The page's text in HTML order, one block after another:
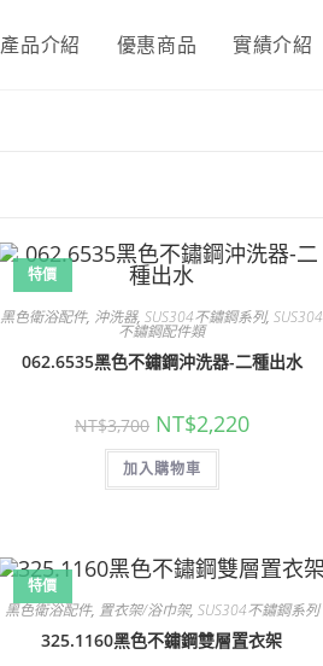
產品介紹 優惠商品 實績介紹
特價
黑色衛浴配件, 沖洗器,SUS304不鏽鋼系列,SUS304
不鏽鋼配件類
062.6535黑色不鏽鋼沖洗器-二種出水
NT$3,700 原
始
價
格：
NT$3,700。
NT$2,220目
前
加入購物車
特價
黑色衛浴配件, 置衣架/浴巾架, SUS304不鏽鋼系列
325.1160黑色不鏽鋼雙層置衣架